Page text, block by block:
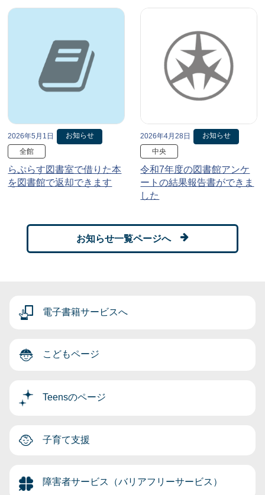
2026年5月1日
お知らせ
全館
らぷらす図書室で借りた本
を図書館で返却できます
2026年4月28日
お知らせ
中央
令和7年度の図書館アンケ
ートの結果報告書ができま
した
お知らせ一覧ページへ
電子書籍サービスへ
こどもページ
Teensのページ
子育て支援
障害者サービス（バリアフリーサービス）